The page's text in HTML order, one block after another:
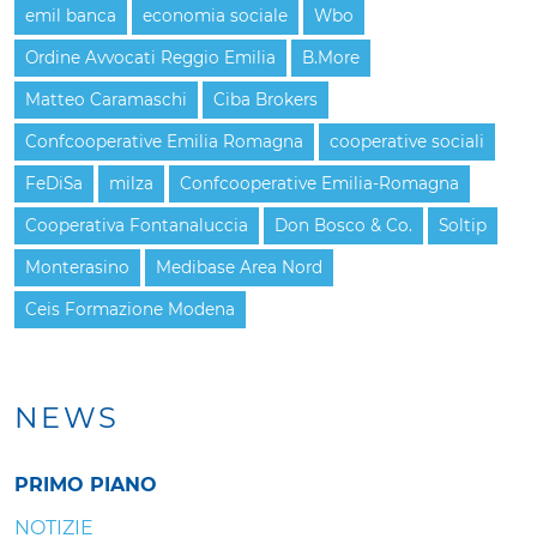
NEWS
PRIMO PIANO
NOTIZIE
emil banca economia sociale Wbo
Ordine Avvocati Reggio Emilia B.More
Matteo Caramaschi Ciba Brokers
Confcooperative Emilia Romagna cooperative sociali
FeDiSa milza Confcooperative Emilia-Romagna
Cooperativa Fontanaluccia Don Bosco & Co. Soltip
Monterasino Medibase Area Nord
Ceis Formazione Modena